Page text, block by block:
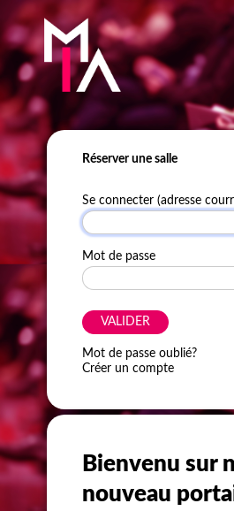
Réserver une salle
Se connecter (adresse
Mot de passe
VALIDER
Mot de passe oublié?
Créer un compte
Bienvenu sur
nouveau